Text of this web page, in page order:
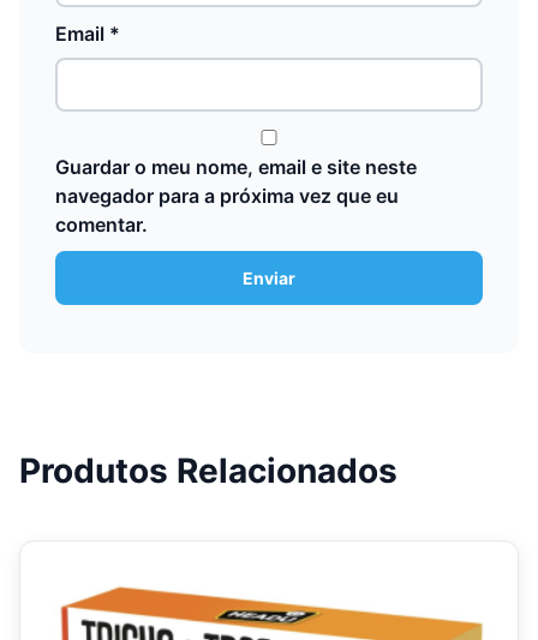
Email *
Guardar o meu nome, email e site neste
navegador para a próxima vez que eu
comentar.
Produtos Relacionados